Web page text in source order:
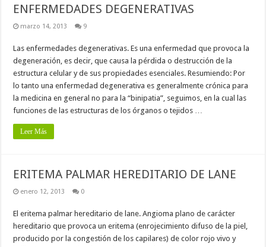
ENFERMEDADES DEGENERATIVAS
marzo 14, 2013 9
Las enfermedades degenerativas. Es una enfermedad que provoca la
degeneración, es decir, que causa la pérdida o destrucción de la
estructura celular y de sus propiedades esenciales. Resumiendo: Por
lo tanto una enfermedad degenerativa es generalmente crónica para
la medicina en general no para la “binipatia”, seguimos, en la cual las
funciones de las estructuras de los órganos o tejidos …
Leer Más
ERITEMA PALMAR HEREDITARIO DE LANE
enero 12, 2013 0
El eritema palmar hereditario de lane. Angioma plano de carácter
hereditario que provoca un eritema (enrojecimiento difuso de la piel,
producido por la congestión de los capilares) de color rojo vivo y